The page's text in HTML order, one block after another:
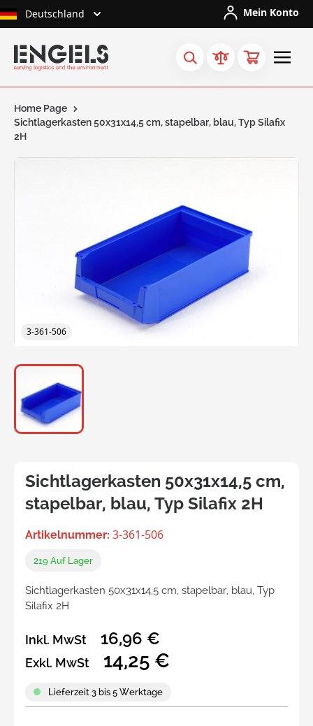
Skip to Content
Deutschland Mein Konto
Home Page
Sichtlagerkasten 50x31x14,5 cm, stapelbar, blau, Typ Silafix
2H
3-361-506
Sichtlagerkasten 50x31x14,5 cm,
stapelbar, blau, Typ Silafix 2H
Artikelnummer: 3-361-506
219 Auf Lager
Sichtlagerkasten 50x31x14,5 cm, stapelbar, blau, Typ
Silafix 2H
Inkl. MwSt 16,96 €
Exkl. MwSt 14,25 €
Lieferzeit 3 bis 5 Werktage